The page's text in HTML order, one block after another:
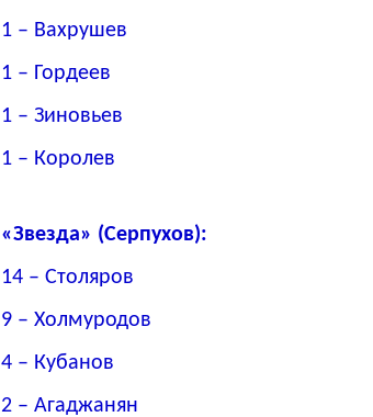
1 – Вахрушев
1 – Гордеев
1 – Зиновьев
1 – Королев
«Звезда» (Серпухов):
14 – Столяров
9 – Холмуродов
4 – Кубанов
2 – Агаджанян